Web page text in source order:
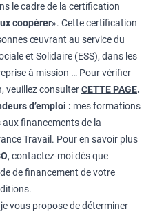
le cadre de la certification
coopérer». Cette certification
œuvrant au service du
et Solidaire (ESS), dans les
à mission … Pour vérifier
veuillez consulterCETTE PAGE.
d’emploi : mes formations
financements de la
Travail. Pour en savoir plus
, contactez-moi dès que
de financement de votre
je vous propose de déterminer